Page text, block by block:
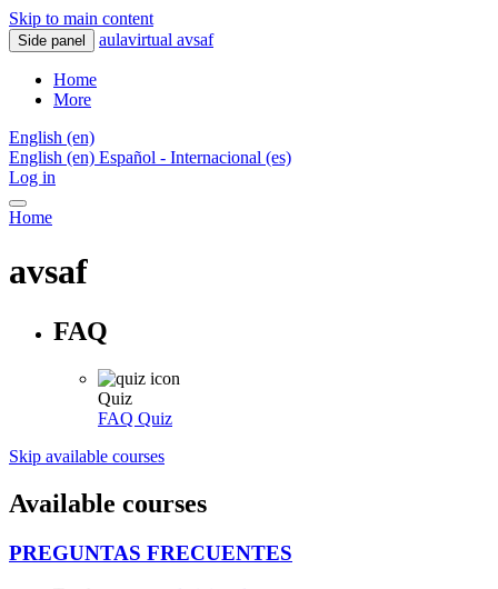
Skip to main content
Side panel aulavirtual avsaf
Home
More
English ‎(en)‎
English ‎(en)‎ Español - Internacional ‎(es)‎
Log in
Home
avsaf
FAQ
Quiz
FAQ Quiz
Skip available courses
Available courses
PREGUNTAS FRECUENTES